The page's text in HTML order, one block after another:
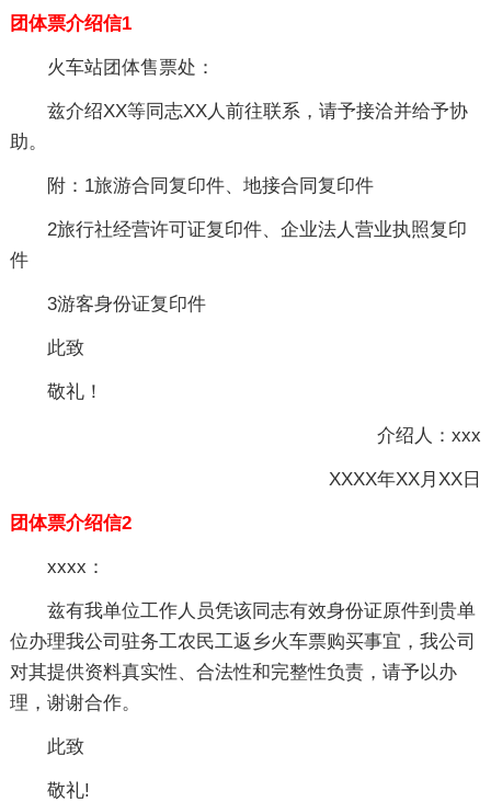
团体票介绍信1
火车站团体售票处：
兹介绍XX等同志XX人前往联系，请予接洽并给予协
助。
附：1旅游合同复印件、地接合同复印件
2旅行社经营许可证复印件、企业法人营业执照复印
件
3游客身份证复印件
此致
敬礼！
介绍人：xxx
XXXX年XX月XX日
团体票介绍信2
xxxx：
兹有我单位工作人员凭该同志有效身份证原件到贵单
位办理我公司驻务工农民工返乡火车票购买事宜，我公司
对其提供资料真实性、合法性和完整性负责，请予以办
理，谢谢合作。
此致
敬礼!